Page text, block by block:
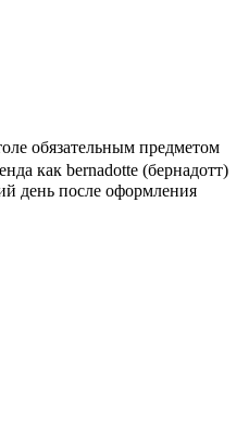
обязательным предметом
как bernadotte (бернадотт)
день после оформления